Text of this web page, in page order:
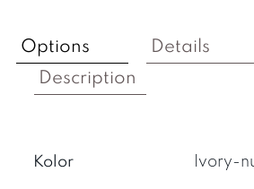
Options
Details
Description
Kolor ivory-